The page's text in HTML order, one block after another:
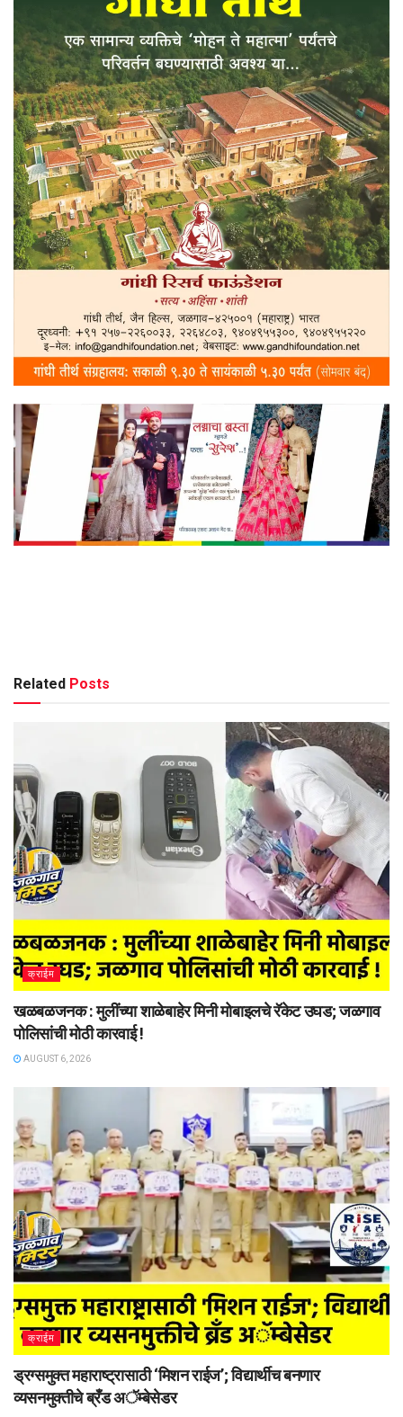
Related Posts
क्राईम
खळबळजनक : मुलींच्या शाळेबाहेर मिनी मोबाइलचे रॅकेट उघड; जळगाव
पोलिसांची मोठी कारवाई !
AUGUST 6, 2026
क्राईम
ड्रग्समुक्त महाराष्ट्रासाठी ‘मिशन राईज’; विद्यार्थीच बनणार
व्यसनमुक्तीचे ब्रँड अॅम्बेसेडर